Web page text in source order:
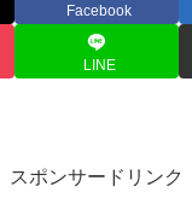
Facebook
LINE
スポンサードリンク